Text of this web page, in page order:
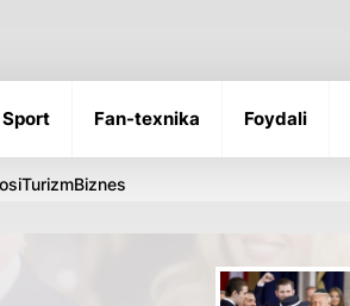
Sport Fan-texnika Foydali
TurizmBiznes